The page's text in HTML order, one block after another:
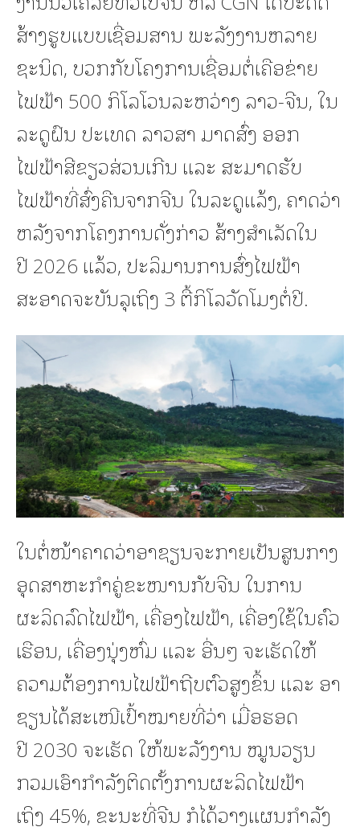
ສ້າງຮູບແບບເຊື່ອມສານ ພະລັງງານຫລາຍ
ຊະນິດ, ບວກກັບໂຄງການເຊື່ອມຕໍ່ເຄືອຂ່າຍ
ໄຟຟ້າ 500 ກິໂລໂວນລະຫວ່າງ ລາວ-ຈີນ, ໃນ
ລະດູຝົນ ປະເທດ ລາວສາ ມາດສົ່ງ ອອກ
ໄຟຟ້າສີຂຽວສ່ວນເກີນ ແລະ ສະມາດຮັບ
ໄຟຟ້າທີ່ສົ່ງຄືນຈາກຈີນ ໃນລະດູແລ້ງ, ຄາດວ່າ
ຫລັງຈາກໂຄງການດັ່ງກ່າວ ສ້າງສຳເລັດໃນ
ປີ 2026 ແລ້ວ, ປະລິມານການສົ່ງໄຟຟ້າ
ສະອາດຈະບັນລຸເຖິງ 3 ຕື້ກິໂລວັດໂມງຕໍ່ປີ.
ໃນຕໍ່ໜ້າຄາດວ່າອາຊຽນຈະກາຍເປັນສູນກາງ
ອຸດສາຫະກໍາຄູ່ຂະໜານກັບຈີນ ໃນການ
ຜະລິດລົດໄຟຟ້າ, ເຄື່ອງໄຟຟ້າ, ເຄື່ອງໃຊ້ໃນຄົວ
ເຮືອນ, ເຄື່ອງນຸ່ງຫົ່ມ ແລະ ອື່ນໆ ຈະເຮັດໃຫ້
ຄວາມຕ້ອງການໄຟຟ້າຖີບຕົວສູງຂຶ້ນ ແລະ ອາ
ຊຽນໄດ້ສະເໜີເປົ້າໝາຍທີ່ວ່າ ເມື່ອຮອດ
ປີ 2030 ຈະເຮັດ ໃຫ້ພະລັງງານ ໝູນວຽນ
ກວມເອົາກຳລັງຕິດຕັ້ງການຜະລິດໄຟຟ້າ
ເຖິງ 45%, ຂະນະທີ່ຈີນ ກໍໄດ້ວາງແຜນກຳລັງ